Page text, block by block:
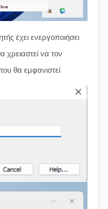
έχει ενεργοποιήσει
χρειαστεί να τον
θα εμφανιστεί